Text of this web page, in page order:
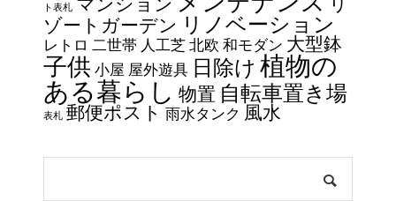
ト表札 マンション
リ
ゾートガーデン リノベーション
レトロ 二世帯 人工芝 北欧 和モダン 大型鉢
子供 小屋 屋外遊具 日除け 植物の
ある暮らし 物置 自転車置き場
表札 郵便ポスト 雨水タンク 風水